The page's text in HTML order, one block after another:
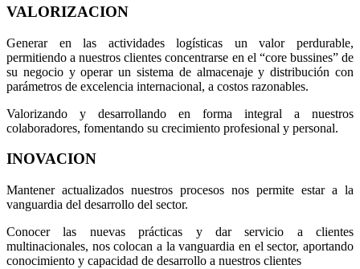
VALORIZACION
Generar en las actividades logísticas un valor perdurable,
permitiendo a nuestros clientes concentrarse en el “core bussines” de
su negocio y operar un sistema de almacenaje y distribución con
parámetros de excelencia internacional, a costos razonables.
Valorizando y desarrollando en forma integral a nuestros
colaboradores, fomentando su crecimiento profesional y personal.
INOVACION
Mantener actualizados nuestros procesos nos permite estar a la
vanguardia del desarrollo del sector.
Conocer las nuevas prácticas y dar servicio a clientes
multinacionales, nos colocan a la vanguardia en el sector, aportando
conocimiento y capacidad de desarrollo a nuestros clientes